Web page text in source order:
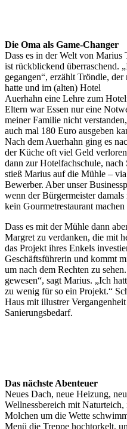
Die Oma als Game-Changer
Dass es in der Welt von Marius
ist rückblickend überraschend.
gegangen“, erzählt Tröndle,
hatte und im (alten) Hotel
Auerhahn eine Lehre zum
Eltern war Essen nur eine
meiner Familie nicht
auch mal 180 Euro ausgeben
Nach dem Auerhahn ging es
der Küche oft viel Geld
dann zur Hotelfachschule,
stieß Marius auf die Mühle –
Bewerber. Aber unser
wenn der Bürgermeister
kein Gourmetrestaurant
Dass es mit der Mühle dann
Margret zu verdanken, die mit
das Projekt ihres Enkels
Geschäftsführerin und kommt
um nach dem Rechten zu
gewesen“, sagt Marius. „Ich
zu wenig für so ein Projekt.“
Haus mit illustrer
Sanierungsbedarf.
Das nächste Abenteuer
Neues Dach, neue Heizung,
Wellnessbereich mit
Molchen um die Wette
Menü die Treppe hochtorkelt,